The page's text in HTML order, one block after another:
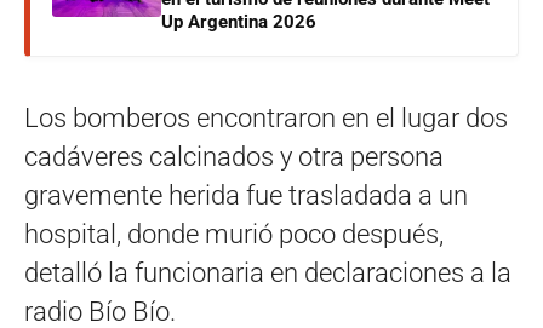
Up Argentina 2026
Los bomberos encontraron en el lugar dos
cadáveres calcinados y otra persona
gravemente herida fue trasladada a un
hospital, donde murió poco después,
detalló la funcionaria en declaraciones a la
radio Bío Bío.